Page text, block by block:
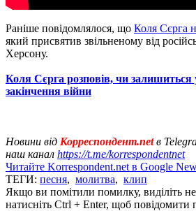
Раніше повідомлялося, що Коля Сєрга
який присвятив звільненому від
Херсону.
Коля Сєрга розповів, чи залишиться
закінчення війни
Новини від Корреспондент.netв
наш канал https://t.me/korrespondentnet
Читайте Korrespondent.net в Google
ТЕГИ: песня, молитва, клип
Якщо ви помітили помилку, виділіть
натисніть Ctrl + Enter, щоб повідомити